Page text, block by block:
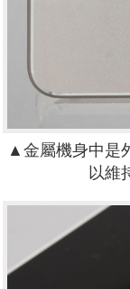
▲金屬機身中是
以維